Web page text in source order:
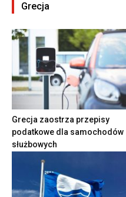
Grecja
Grecja zaostrza przepisy
podatkowe dla samochodów
służbowych